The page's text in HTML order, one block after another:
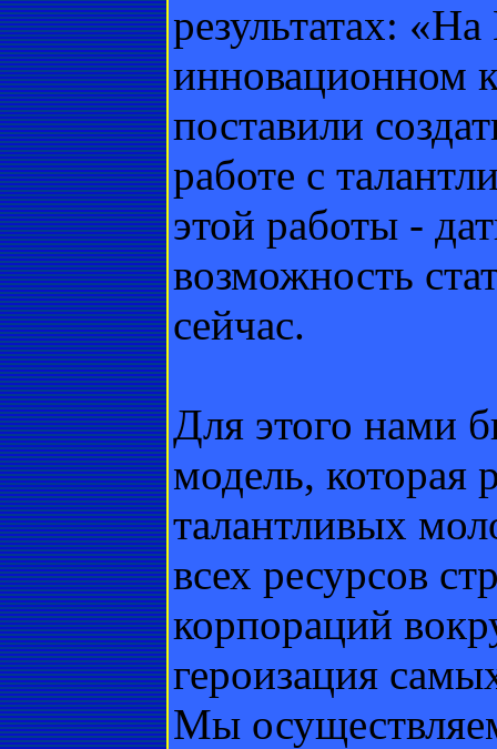
результатах:
инновационном
поставили
работе с
этой работы -
возможность
сейчас.
Для этого нами
модель, которая
талантливых
всех ресурсов
корпораций
героизация
Мы